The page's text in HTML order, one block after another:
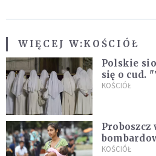
WIĘCEJ W:KOŚCIÓŁ
Polskie
się o cud.
Pana
KOŚCIÓŁ
Proboszcz
"Masowy
KOŚCIÓŁ